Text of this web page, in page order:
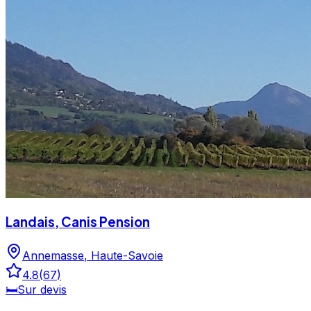
Landais, Canis Pension
Annemasse, Haute-Savoie
4.8(67)
🛏️Sur devis